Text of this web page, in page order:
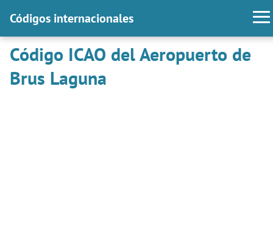
Códigos internacionales
Código ICAO del Aeropuerto de
Brus Laguna